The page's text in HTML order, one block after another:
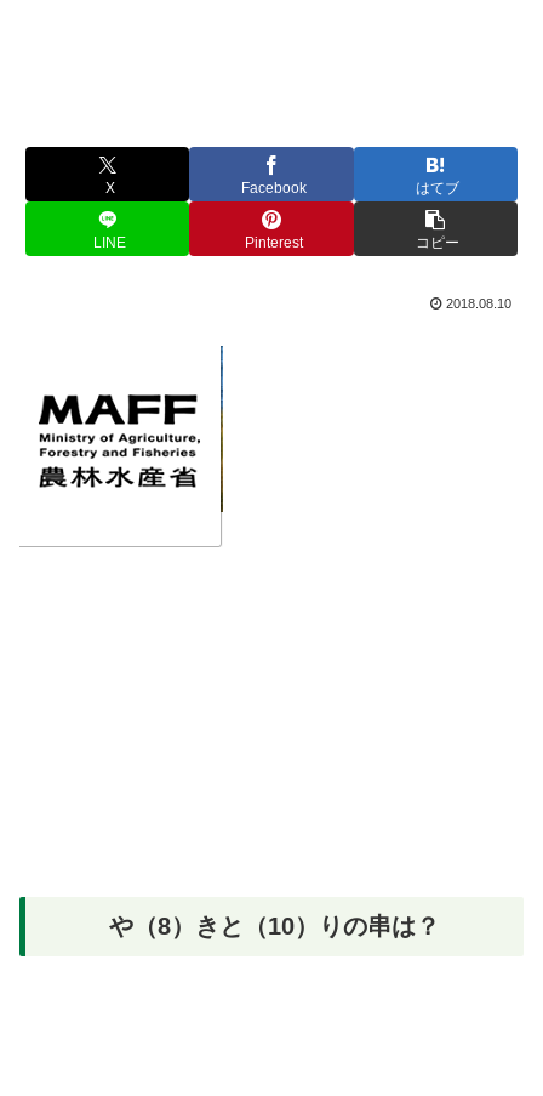
X Facebook はてブ
LINE Pinterest コピー
2018.08.10
や（8）きと（10）りの串は？